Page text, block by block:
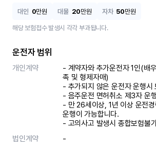
대인 0만원 대물 20만원 자차 50만원
해당 보험접수 발생시 각각 부과됩니다.
운전자 범위
개인계약
- 계약자와 추가운전자 1인(배
족 및 형제자매)
- 추가되지 않은 운전자 운행시
- 음주운전 면허취소 제3자 운
- 만 26세이상, 1년 이상 운전
운행이 가능합니다.
- 고의사고 발생시 종합보험불
법인계약
-